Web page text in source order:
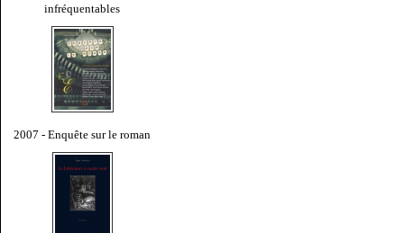
infréquentables
2007 - Enquête sur le roman